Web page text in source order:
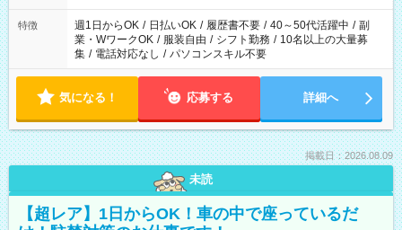
特徴 週1日からOK / 日払いOK / 履歴書不要 / 40～50代活躍中 / 副
業・WワークOK / 服装自由 / シフト勤務 / 10名以上の大量募
集 / 電話対応なし / パソコンスキル不要
気になる！ 応募する 詳細へ
掲載日：2026.08.09
未読
【超レア】1日からOK！車の中で座っているだ